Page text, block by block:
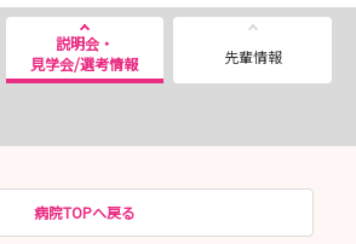
書類が揃わない場合には、お問い合わせ
。
月30日（土）午前
月4日（月）～ 5月20日（水）厳守
月22日（土）午前
月27日（月）～ 8月12日（水）厳守
説明会・
見学会/選考情報
先輩情報
病院TOPへ戻る